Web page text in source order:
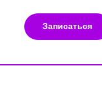
Записаться